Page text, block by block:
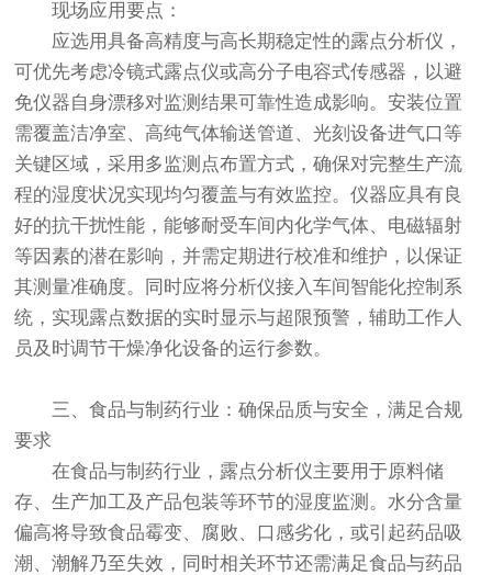
现场应用要点：
应选用具备高精度与高长期稳定性的露点分析仪，
可优先考虑冷镜式露点仪或高分子电容式传感器，以避
免仪器自身漂移对监测结果可靠性造成影响。安装位置
需覆盖洁净室、高纯气体输送管道、光刻设备进气口等
关键区域，采用多监测点布置方式，确保对完整生产流
程的湿度状况实现均匀覆盖与有效监控。仪器应具有良
好的抗干扰性能，能够耐受车间内化学气体、电磁辐射
等因素的潜在影响，并需定期进行校准和维护，以保证
其测量准确度。同时应将分析仪接入车间智能化控制系
统，实现露点数据的实时显示与超限预警，辅助工作人
员及时调节干燥净化设备的运行参数。
三、食品与制药行业：确保品质与安全，满足合规
要求
在食品与制药行业，露点分析仪主要用于原料储
存、生产加工及产品包装等环节的湿度监测。水分含量
偏高将导致食品霉变、腐败、口感劣化，或引起药品吸
潮、潮解乃至失效，同时相关环节还需满足食品与药品